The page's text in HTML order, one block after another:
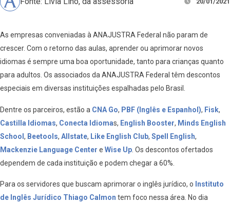
As empresas conveniadas à ANAJUSTRA Federal não param de
crescer. Com o retorno das aulas, aprender ou aprimorar novos
idiomas é sempre uma boa oportunidade, tanto para crianças quanto
para adultos. Os associados da ANAJUSTRA Federal têm descontos
especiais em diversas instituições espalhadas pelo Brasil.
Dentre os parceiros, estão a CNA Go, PBF (Inglês e Espanhol), Fisk,
Castilla Idiomas, Conecta Idiomas, English Booster, Minds English
School , Beetools, Allstate, Like English Club, Spell English,
Mackenzie Language Center e Wise Up . Os descontos ofertados
dependem de cada instituição e podem chegar a 60%.
Para os servidores que buscam aprimorar o inglês jurídico, o Instituto
de Inglês Jurídico Thiago Calmon tem foco nessa área. No dia